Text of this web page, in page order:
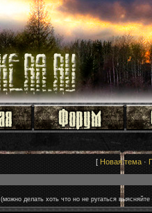
[ Новая тема ·
(можно делать хоть что но не ругаться